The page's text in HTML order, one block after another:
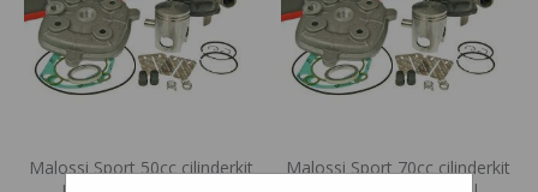
Malossi Sport 50cc cilinderkit
Malossi Sport 70cc cilinderkit